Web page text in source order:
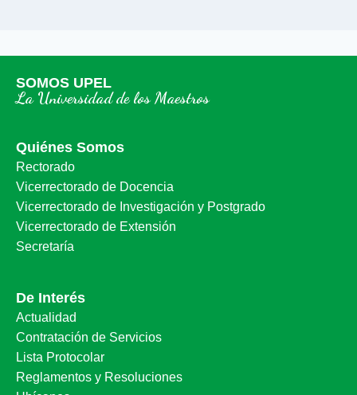
SOMOS UPEL
La Universidad de los Maestros
Quiénes Somos
Rectorado
Vicerrectorado de Docencia
Vicerrectorado de Investigación y Postgrado
Vicerrectorado de Extensión
Secretaría
De Interés
Actualidad
Contratación de Servicios
Lista Protocolar
Reglamentos y Resoluciones